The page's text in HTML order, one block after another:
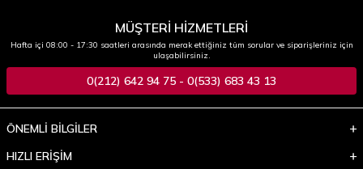
MÜŞTERİ HİZMETLERİ
Hafta içi 08:00 - 17:30 saatleri arasında merak ettiğiniz tüm sorular ve siparişleriniz için
ulaşabilirsiniz.
0(212) 642 94 75 - 0(533) 683 43 13
ÖNEMLİ BİLGİLER
HIZLI ERİŞİM